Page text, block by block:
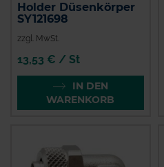
Holder Düsenkörper
SY121698
zzgl. MwSt.
13,53 € / St
IN DEN
WARENKORB